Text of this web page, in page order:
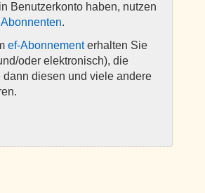
Benutzerkonto haben, nutzen
.
ef-Abonnementerhalten Sie
oder elektronisch), die
diesen und viele andere